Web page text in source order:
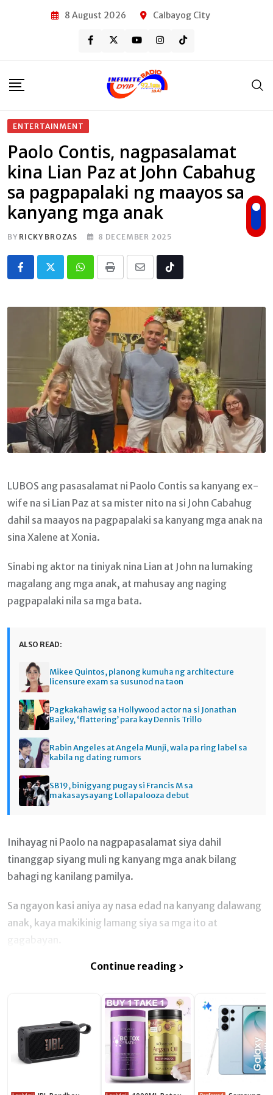
8 August 2026 Calbayog City
ENTERTAINMENT
Paolo Contis, nagpasalamat
kina Lian Paz at John Cabahug
sa pagpapalaki ng maayos sa
kanyang mga anak
BY RICKY BROZAS 8 DECEMBER 2025
Whatsapp
Print
Share
Email
Tiktok
LUBOS ang pasasalamat ni Paolo Contis sa kanyang ex-
wife na si Lian Paz at sa mister nito na si John Cabahug
dahil sa maayos na pagpapalaki sa kanyang mga anak na
sina Xalene at Xonia.
Sinabi ng aktor na tiniyak nina Lian at John na lumaking
magalang ang mga anak, at mahusay ang naging
pagpapalaki nila sa mga bata.
ALSO READ:
Mikee Quintos, planong kumuha ng architecture
licensure exam sa susunod na taon
Pagkakahawig sa Hollywood actor na si Jonathan
Bailey, ‘flattering’ para kay Dennis Trillo
Rabin Angeles at Angela Munji, wala pa ring label sa
kabila ng dating rumors
SB19, binigyang pugay si Francis M sa
makasaysayang Lollapalooza debut
Inihayag ni Paolo na nagpapasalamat siya dahil
tinanggap siyang muli ng kanyang mga anak bilang
bahagi ng kanilang pamilya.
Sa ngayon kasi aniya ay nasa edad na kanyang dalawang
anak, kaya makikinig lamang siya sa mga ito at
Continue reading ›